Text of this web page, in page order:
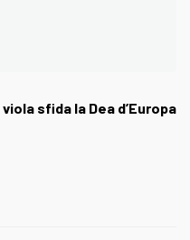
sfida la Dea d’Europa